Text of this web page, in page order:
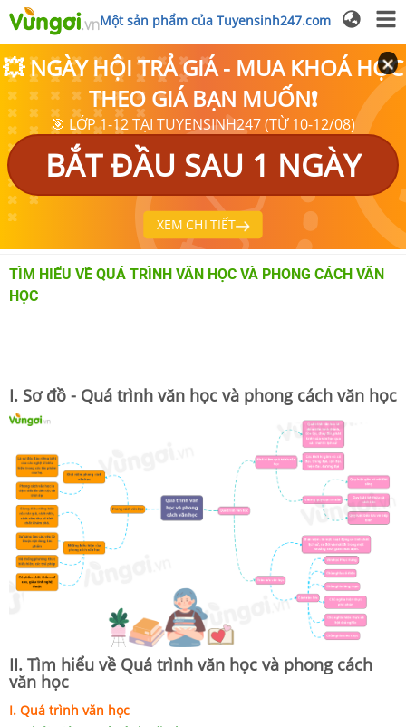
Một sản phẩm của Tuyensinh247.com
💥 NGÀY HỘI TRẢ GIÁ - MUA KHOÁ HỌC
THEO GIÁ BẠN MUỐN❗
🎯 LỚP 1-12 TẠI TUYENSINH247 (TỪ 10-12/08)
BẮT ĐẦU SAU 1 NGÀY
XEM CHI TIẾT
TÌM HIỂU VỀ QUÁ TRÌNH VĂN HỌC VÀ PHONG CÁCH VĂN
HỌC
I. Sơ đồ - Quá trình văn học và phong cách văn học
II. Tìm hiểu về Quá trình văn học và phong cách
văn học
I. Quá trình văn học